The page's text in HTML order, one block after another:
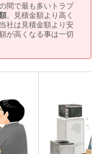
間で最も多いトラブ
。見積金額より高く
社は見積金額より安
が高くなる事は一切